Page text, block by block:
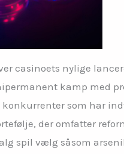
casinoets nylige
kamp med
som har
der omfatter
spil vælg såsom